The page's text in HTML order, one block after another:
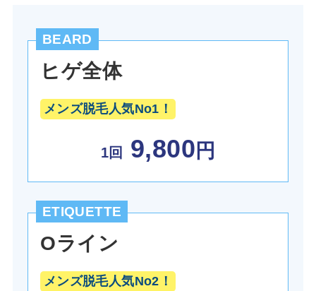
BEARD
ヒゲ全体
メンズ脱毛人気No1！
1回 9,800 円
ETIQUETTE
Oライン
メンズ脱毛人気No2！